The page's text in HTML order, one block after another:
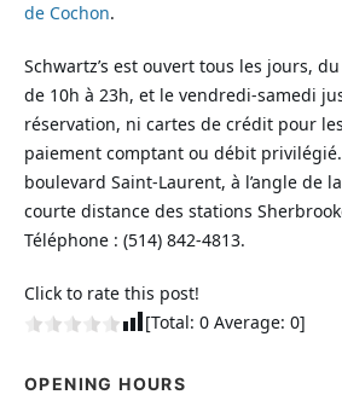
de Cochon.
Schwartz’s est ouvert tous les jours,
de 10h à 23h, et le vendredi-samedi
réservation, ni cartes de crédit pour
paiement comptant ou débit
boulevard Saint-Laurent, à l’angle de
courte distance des stations
Téléphone : (514) 842-4813.
Click to rate this post!
[Total: 0 Average: 0]
OPENING HOURS